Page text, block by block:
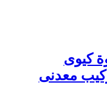
کیوی
معدنی